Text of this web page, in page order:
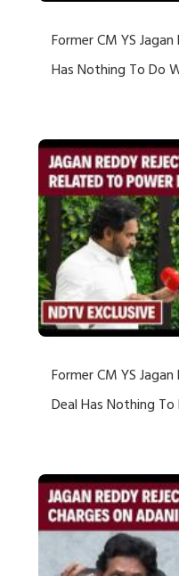
Former CM YS
Has Nothing To Do
Former CM YS
Deal Has Nothing